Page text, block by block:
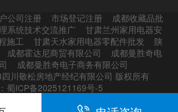
公司注册 市场登记注册
成都收藏品批
系统技术交流推广
甘肃兰州家用电器安
施工 甘肃天水家用电器零配件批发
陕
成都霍达尼商贸有限公司
成都曼胜奇电
成都曼胜奇电子商务有限公司
川敬松房地产经纪有限公司 版权所有
蜀ICP备2025121169号-5